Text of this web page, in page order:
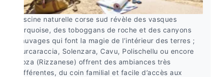
piscine naturelle corse sud révèle des vasques
turquoise, des toboggans de roche et des canyons
sauvages qui font la magie de l’intérieur des terres ;
Purcaraccia, Solenzara, Cavu, Polischellu ou encore
Zoza (Rizzanese) offrent des ambiances très
différentes, du coin familial et facile d’accès aux